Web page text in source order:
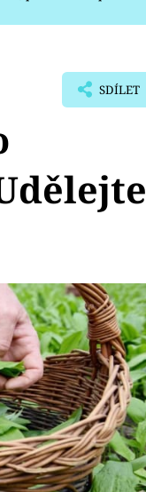
SDÍLET